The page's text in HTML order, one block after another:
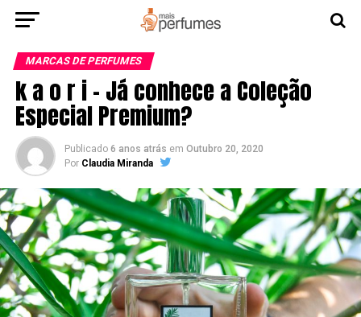
MARCAS DE PERFUMES
k a o r i – Já conhece a Coleção
Especial Premium?
Publicado 6 anos atrás em Outubro 20, 2020
Por Claudia Miranda